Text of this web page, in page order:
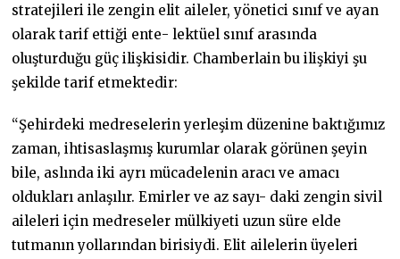
stratejileri ile zengin elit aileler, yönetici sınıf ve ayan
olarak tarif ettiği ente- lektüel sınıf arasında
oluşturduğu güç ilişkisidir. Chamberlain bu ilişkiyi şu
şekilde tarif etmektedir:
“Şehirdeki medreselerin yerleşim düzenine baktığımız
zaman, ihtisaslaşmış kurumlar olarak görünen şeyin
bile, aslında iki ayrı mücadelenin aracı ve amacı
oldukları anlaşılır. Emirler ve az sayı- daki zengin sivil
aileleri için medreseler mülkiyeti uzun süre elde
tutmanın yollarından birisiydi. Elit ailelerin üyeleri